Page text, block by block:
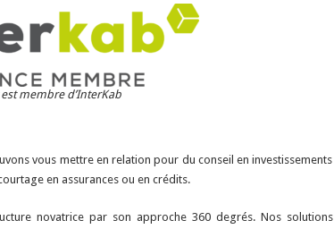
membre d’InterKab
vous mettre en relation pour du conseil en investissements
en assurances ou en crédits.
novatrice par son approche 360 degrés. Nos solutions